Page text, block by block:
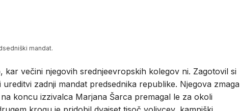
mandat.
kar večini njegovih srednjeevropskih kolegov ni. Zagotovil si
zadnji mandat predsednika republike. Njegova zmaga
koncu izzivalca Marjana Šarca premagal le za okoli